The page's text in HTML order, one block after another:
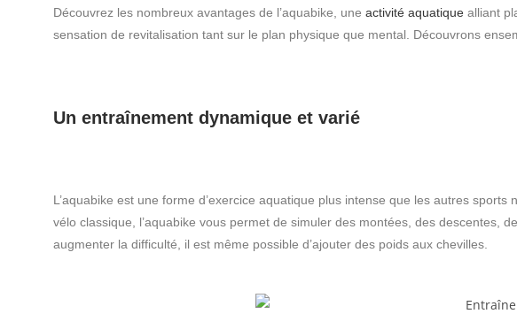
Découvrez les nombreux avantages de l’aquabike, une activité aquatique alliant
sensation de revitalisation tant sur le plan physique que mental. Découvrons
Un entraînement dynamique et varié
L’aquabike est une forme d’exercice aquatique plus intense que les autres
vélo classique, l’aquabike vous permet de simuler des montées, des descentes,
augmenter la difficulté, il est même possible d’ajouter des poids aux chevilles.